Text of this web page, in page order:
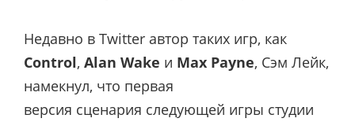
Недавно в Twitter автор таких игр, как
Control, Alan Wake и Max Payne, Сэм Лейк,
намекнул, что первая
версия сценария следующей игры студии